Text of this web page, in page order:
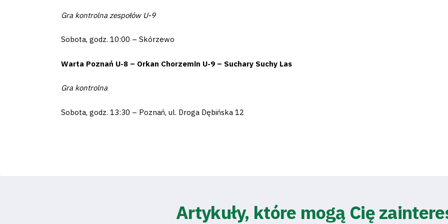
FundacjaGra kontrolna zespołów U-9
Sobota, godz. 10:00 – Skórzewo
Warta Poznań U-8 – Orkan Chorzemin U-9 – Suchary Suchy Las
Gra kontrolna
Sobota, godz. 13:30 – Poznań, ul. Droga Dębińska 12
Artykuły, które mogą Cię